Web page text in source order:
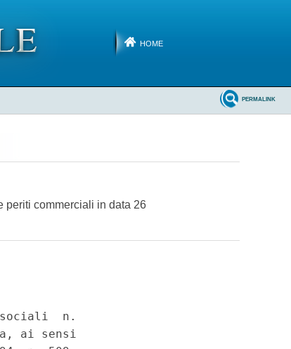
HOME
PERMALINK
periti commerciali in data 26